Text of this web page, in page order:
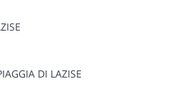
DI LAZISE